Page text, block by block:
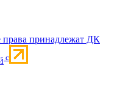
права принадлежат ДК
c